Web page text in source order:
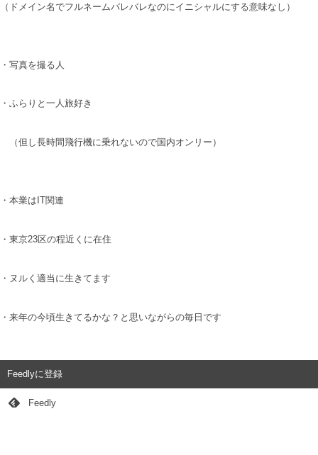
（ドメイン名でフルネームバレバレなのにイニシャルにする意味なし）
・写真を撮る人
・ふらりと一人旅好き
（但し長時間飛行機に乗れないので国内オンリー）
・本業はIT関連
・東京23区の程近くに在住
・ヌルく適当に生きてます
・来年の今頃生きてるかな？と思いながらの毎日です
Feedlyに登録
Feedly